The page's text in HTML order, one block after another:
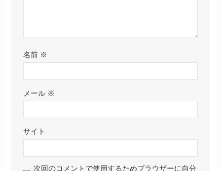
名前 ※
メール ※
サイト
次回のコメントで使用するためブラウザーに自分